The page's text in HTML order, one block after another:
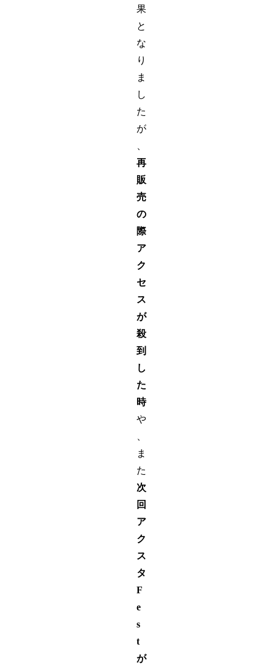
果
と
な
り
ま
し
た
が
再
販
売
の
際
ア
ク
セ
ス
が
殺
到
し
た
時
や
ま
た
次
回
ア
ク
ス
タ
F
e
s
t
が